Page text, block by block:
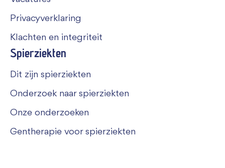
Privacyverklaring
Klachten en integriteit
Spierziekten
Dit zijn spierziekten
Onderzoek naar spierziekten
Onze onderzoeken
Gentherapie voor spierziekten